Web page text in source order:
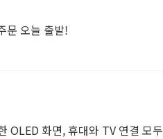
문 오늘 출발!
OLED 화면, 휴대와 TV 연결 모두